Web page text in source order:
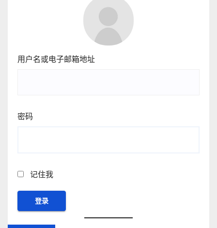
用户名或电子邮箱地址
密码
记住我